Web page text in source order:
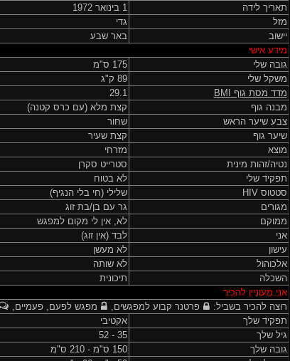
תאריך לידה
1 בינואר 1972
מזל
גדי
יישוב
באר שבע
מידע אישי
גובה שלי
175 ס"מ
משקל שלי
89 ק"ג
מדד מסת גוף
BMI
29.1
מבנה גוף
קצת מלא (עם כרס קטנה)
צבע שיער הראש
שחור
שיער גוף
קצת שעיר
מוצא
מזרחי
נטיה/זהות מינית
סטרייט סקרן
תפקיד שלי
לא בטוח
סטטוס HIV
שלילי (חי בלי הנגיף)
מגורים
גר עם בן/בת זוג
ממוקם
לא, אין לי מקום למפגש
אני
לבד (אין זוג)
עישון
לא מעשן
אלכוהול
לא שותה
השכלה
תיכונית
אני מעוניין להכיר
רוצה להכיר בשביל:
פרטנר קבוע למפגשים, מפגש לפעם, פעמיים,
תפקיד שלך
אקטיבי
גיל שלך
35 - 52
גובה שלך
150 ס"מ - 210 ס"מ